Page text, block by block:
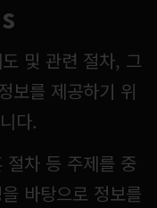
및 관련 절차, 그
보를 제공하기 위
다.
절차 등 주제를 중
바탕으로 정보를